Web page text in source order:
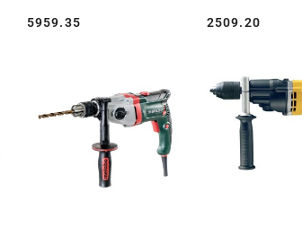
Cena:
5959.35
Cena:
2509.20